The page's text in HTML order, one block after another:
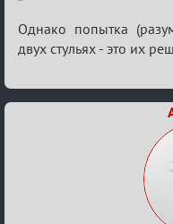
Однако попытка
двух стульях - это их